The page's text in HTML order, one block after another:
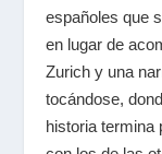
españoles que
en lugar de
Zurich y una
tocándose,
historia termina